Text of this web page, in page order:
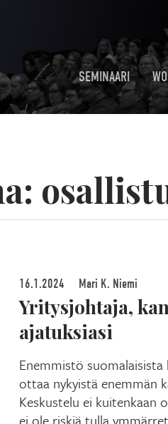
SEMINAARI
16.1.2024 Mari K. Niemi
Yritysjohtaja,
ajatuksiasi
Enemmistö
ottaa nykyistä enemmän
Keskustelu ei kuitenkaan
ei ole riskiä tulla